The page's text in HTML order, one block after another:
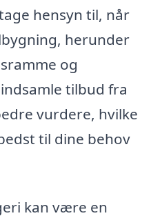
hensyn til, når
herunder
og
tilbud fra
vurdere, hvilke
til dine behov
kan være en